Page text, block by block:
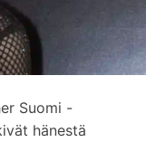
Suomi -
hänestä